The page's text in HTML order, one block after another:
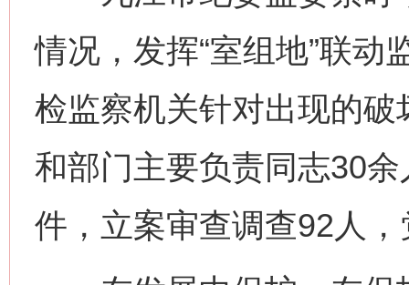
情况，发挥“室组地”联动
检监察机关针对出现的
和部门主要负责同志30
件，立案审查调查92人